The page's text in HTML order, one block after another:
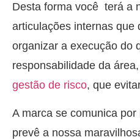
Desta forma você terá a
articulações internas que
organizar a execução do
responsabilidade da
gestão de risco, que
A marca se comunica
prevê a nossa